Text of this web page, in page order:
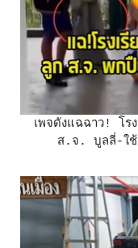
เพจดังแฉฉาว! โร
ส.จ. บูลลี่-ใช้